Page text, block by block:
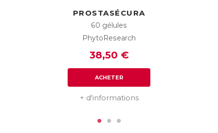
PROSTASÉCURA
60 gélules
PhytoResearch
38,50 €
ACHETER
+ d'informations